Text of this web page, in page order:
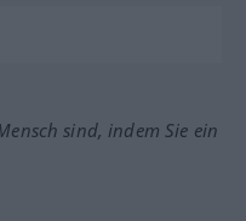
sind, indem Sie ein